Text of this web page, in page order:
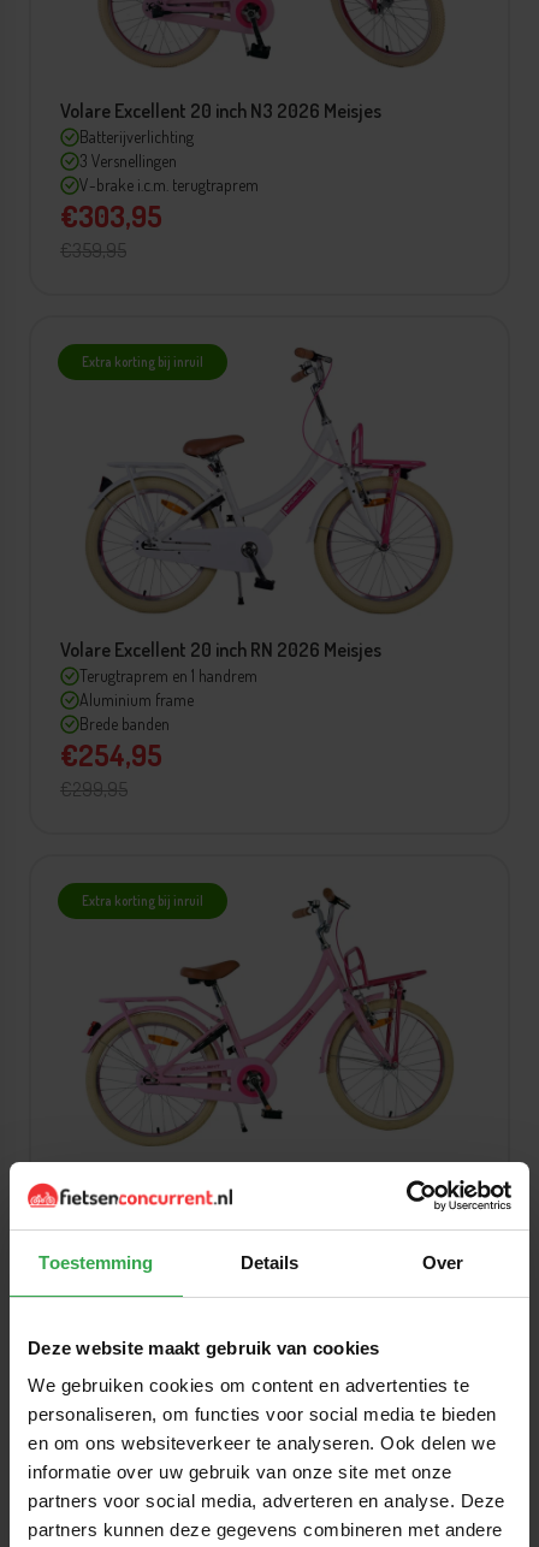
Toestemming Details Over
Deze website maakt gebruik van cookies
We gebruiken cookies om content en advertenties te
personaliseren, om functies voor social media te bieden
en om ons websiteverkeer te analyseren. Ook delen we
informatie over uw gebruik van onze site met onze
partners voor social media, adverteren en analyse. Deze
partners kunnen deze gegevens combineren met andere
Volare Excellent 20 inch N3 2026 Meisjes
Batterijverlichting
3 Versnellingen
V-brake i.c.m. terugtraprem
€303,95
€359,95
Extra korting bij inruil
Volare Excellent 20 inch RN 2026 Meisjes
Terugtraprem en 1 handrem
Aluminium frame
Brede banden
€254,95
€299,95
Extra korting bij inruil
Volare Excellent 20 inch RN 2026 Meisjes
V-brake i.c.m. terugtraprem
€254,95
Extra korting bij inruil